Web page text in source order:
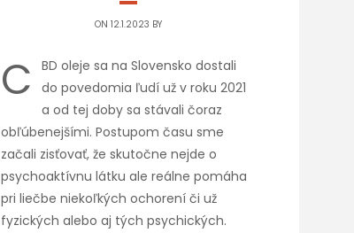
ON 12.1.2023 BY
C
BD oleje sa na Slovensko dostali
do povedomia ľudí už v roku 2021
a od tej doby sa stávali čoraz
obľúbenejšími. Postupom času sme
začali zisťovať, že skutočne nejde o
psychoaktívnu látku ale reálne pomáha
pri liečbe niekoľkých ochorení či už
fyzických alebo aj tých psychických.